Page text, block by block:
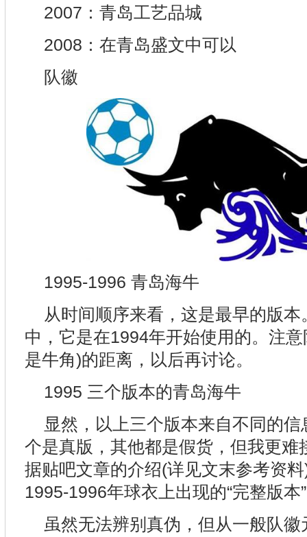
2007：青岛工艺品城
2008：在青岛盛文中可以
队徽
1995-1996 青岛海牛
从时间顺序来看，这是最早的版
中，它是在1994年开始使用的。注
是牛角)的距离，以后再讨论。
1995 三个版本的青岛海牛
显然，以上三个版本来自不同的
个是真版，其他都是假货，但我更难
据贴吧文章的介绍(详见文末参考资
1995-1996年球衣上出现的“完整版本
虽然无法辨别真伪，但从一般队